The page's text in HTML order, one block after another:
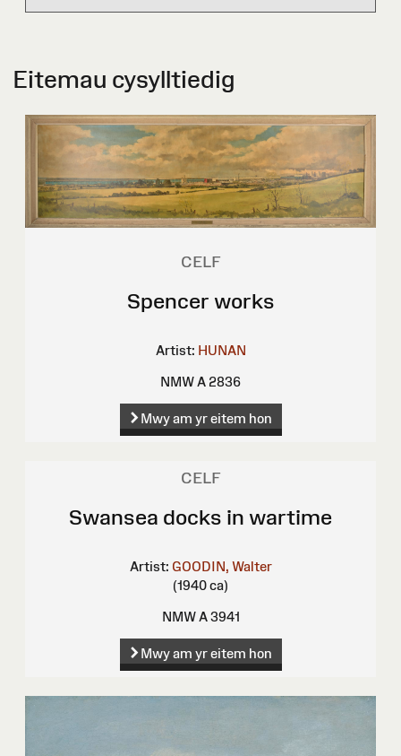
Eitemau cysylltiedig
CELF
Spencer works
Artist: HUNAN
NMW A 2836
Mwy am yr eitem hon
CELF
Swansea docks in wartime
Artist: GOODIN, Walter
(1940 ca)
NMW A 3941
Mwy am yr eitem hon